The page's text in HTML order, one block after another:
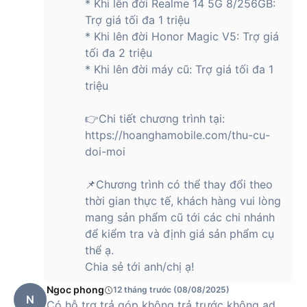
trước khi thanh toán.
Hãy truy cập website chính thức của Hoàng Hà Mobile hoặc
đến cửa hàng gần nhất hoặc gọi ngay hotline 1900 2091 để
được cập nhật giá bán, thông tin khuyến mãi mới nhất và đặt
mua các sản phẩmđiện thoại HONOR nhanh chóng, tiện lợi
* Khi lên đời Realme 14 5G 8/256GB:
Trợ giá tối đa 1 triệu
* Khi lên đời Honor Magic V5: Trợ giá
tối đa 2 triệu
* Khi lên đời máy cũ: Trợ giá tối đa 1
triệu
👉Chi tiết chương trình tại:
https://hoanghamobile.com/thu-cu-
doi-moi
📌Chương trình có thể thay đổi theo
thời gian thực tế, khách hàng vui lòng
mang sản phẩm cũ tới các chi nhánh
để kiểm tra và định giá sản phẩm cụ
thể ạ.
Chia sẻ tới anh/chị ạ!
N
Ngoc phong 12 tháng trước (08/08/2025)